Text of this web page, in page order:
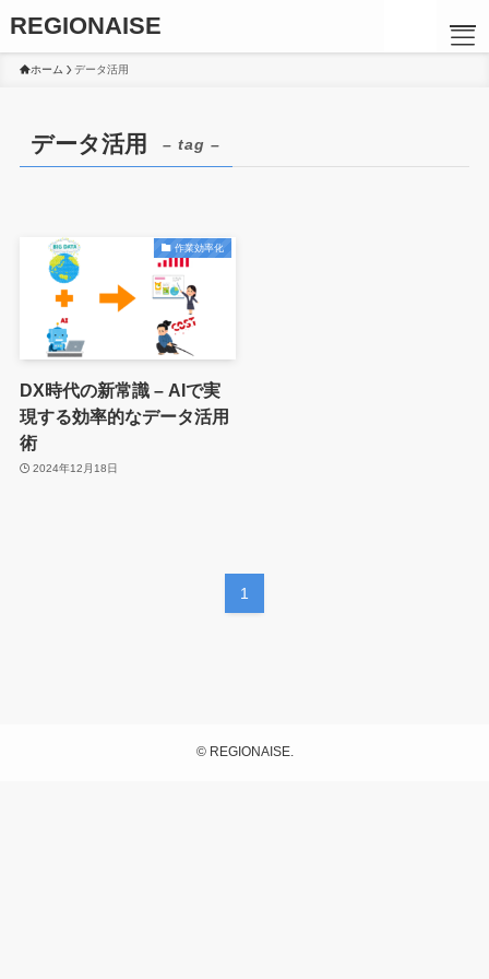
TOP
REGIONAISE
ホーム データ活用
データ活用 – tag –
作業効率化
DX時代の新常識 – AIで実
現する効率的なデータ活用
術
2024年12月18日
1
©REGIONAISE.